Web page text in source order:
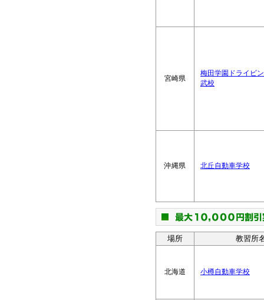
宮崎県
梅田学園ドライビ
武校
沖縄県 北丘自動車学校
場所 教習所
北海道 小樽自動車学校